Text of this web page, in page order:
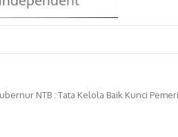
NTB : Tata Kelola Baik Kunci